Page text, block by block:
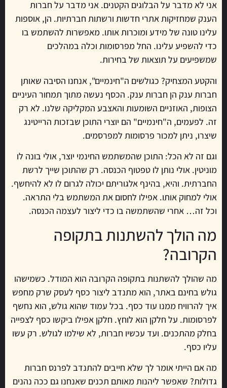
אני לא מדבר על הבלוגים הקטנים. אני מדבר על חברות
הענק שמחזיקות אתרי חדשות ורשתות חברתיות. הן, אוספות
עלינו טונה של מידע ומוכרות אותו. מאפשרות להשתמש בו
כדי להשפיע עלינו. החל מפרסומות וכלה במהלכים
שמשפיעים על תוצאות של בחירות.
והקטע המצחיק? כגולשים ה"חינמיים", אנחנו הסיבה שאותן
חברות ענק הן חברות ענק. הכסף נעשה מתוך תמחור העיניים
הצופות, האוזניים השומעות והאצבע המקליקה שלנו. לא רק
זה. לפעמים, ה"חינמיים" הם יוצרי התוכן שבזכות הרייטינג
שיצרו, ניתן למכור פרסומות למפרסמים.
וגם זה לא הכל: התוכן שהמשתמש החינמי יוצר, אולי בונה לו
מוניטין. אולי נותן לו טפטוף הכנסה. רק שהתוכן שייך לרשת
החברתית. והיא, בהינף אלגוריתם יכולה לגרום לו לא להיחשף.
אולי למחוק אותו. אפילו לחסום את המשתמש בלי התראה.
וכל זה… אחרי שהשתמשה בו כדי ליצור לעצמה הכנסה.
מה הולך להשתנות בתקופה
הקרובה?
מה שהולך להשתנות בתקופה הקרובה הוא המודל. כשמישהו
גולש בחינם באתר, הוא מתנדב ליצור כסף לעסק שרק מחפש
איך להרוויח ממנו עוד כסף. בכל עמוד שהוא גולש, הוא נחשף
לפרסומות. על חלקן הוא לוחץ. חלקן אפילו ביקשו כסף לצפייה
בחלק מהתכנים. ועד עכשיו חברות, לא שילמו לגולש. רק עשו
עליו כסף.
מה אם הייתי אומר לך שלא חייבים להתנדב לפרנס חברות
גדולות? שאפשר ליהנות מאותם תכנים שאנחנו גם ככה נהנים